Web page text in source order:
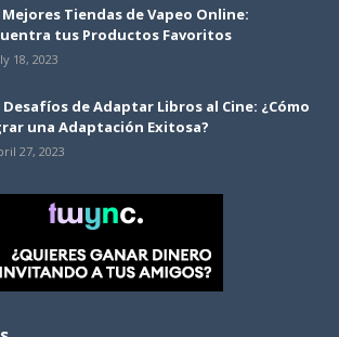
Mejores Tiendas de Vapeo Online:
tus Productos Favoritos
18, 2023
Desafíos de Adaptar Libros al Cine: ¿Cómo
una Adaptación Exitosa?
27, 2023